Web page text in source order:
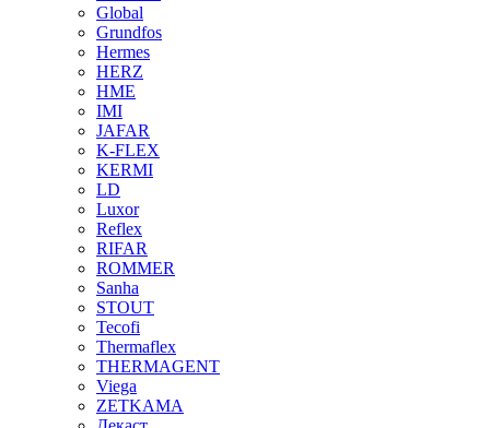
Global
Grundfos
Hermes
HERZ
HME
IMI
JAFAR
K-FLEX
KERMI
LD
Luxor
Reflex
RIFAR
ROMMER
Sanha
STOUT
Tecofi
Thermaflex
THERMAGENT
Viega
ZETKAMA